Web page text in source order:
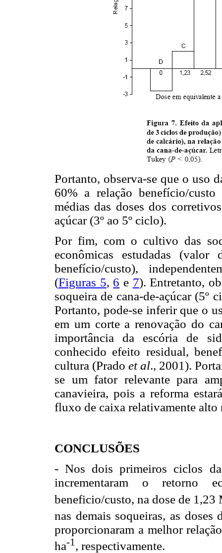
Portanto, observa-se que o uso
60% a relação benefício/
médias das doses dos
açúcar (3º ao 5º ciclo).
Por fim, com o cultivo das
econômicas estudadas
benefício/custo),
(Figuras 5, 6 e 7). Entretanto,
soqueira de cana-de-açúcar (5º
Portanto, pode-se inferir que o
em um corte a renovação do
importância da escória de
conhecido efeito residual,
cultura (Pradoet al., 2001).
se um fator relevante para
canavieira, pois a reforma
fluxo de caixa relativamente alto
CONCLUSÕES
- Nos dois primeiros ciclos da
incrementaram o retorno
beneficio/custo, na dose de 1,23
nas demais soqueiras, as
proporcionaram a melhor
ha-1 , respectivamente.